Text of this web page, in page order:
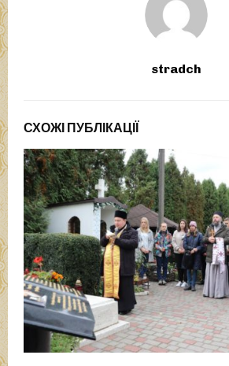
stradch
СХОЖІ ПУБЛІКАЦІЇ